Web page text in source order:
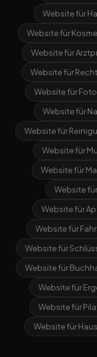
Website für
Website für
Website für
Website für
Website für
Website für
Website für
Website für
Website für
Website
Website für
Website für
Website für
Website für
Website für
Website für
Website für